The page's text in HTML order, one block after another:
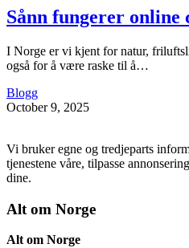
Sånn fungerer online
I Norge er vi kjent for natur,
også for å være raske til å…
Blogg
October 9, 2025
Vi bruker egne og tredjeparts
tjenestene våre, tilpasse
dine.
Alt om Norge
Alt om Norge